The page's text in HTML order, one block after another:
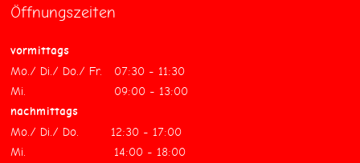
Öffnungszeiten
vormittags
Mo./ Di./ Do./ Fr. 07:30 - 11:30
Mi. 09:00 - 13:00
nachmittags
Mo./ Di./ Do. 12:30 - 17:00
Mi. 14:00 - 18:00